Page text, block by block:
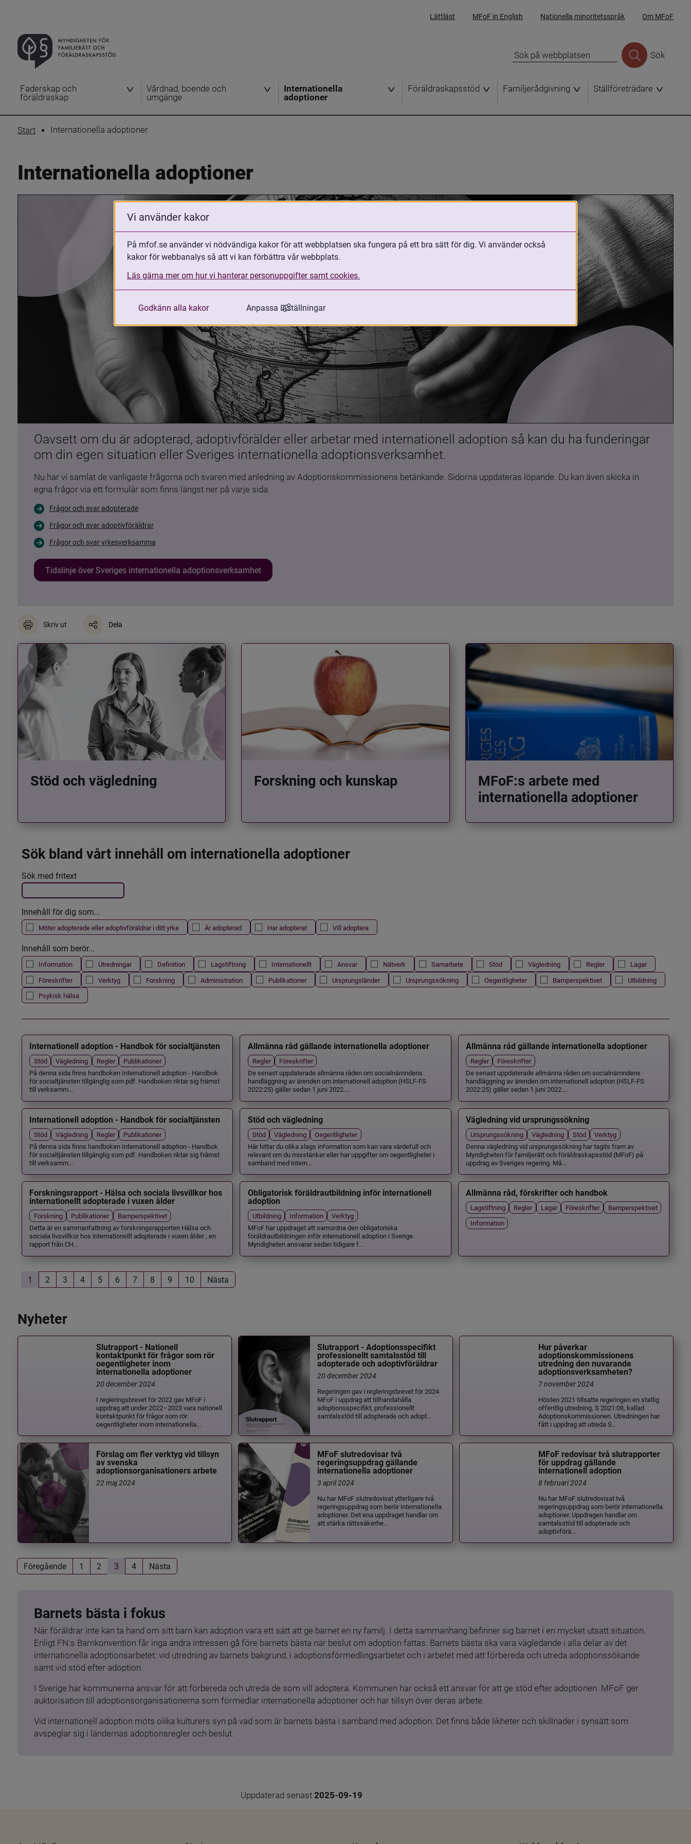
Lättläst MFoF in English Nationella minoritetsspråk Om MFoF
Sök
Faderskap och
föräldraskap
Vårdnad, boende och
umgänge
Internationella
adoptioner
Föräldraskapsstöd Familjerådgivning Ställföreträdare
Start Internationella adoptioner
Internationella adoptioner
Oavsett om du är adopterad, adoptivförälder eller arbetar med internationell adoption så kan du ha funderingar
om din egen situation eller Sveriges internationella adoptionsverksamhet.
Nu har vi samlat de vanligaste frågorna och svaren med anledning av Adoptionskommissionens betänkande. Sidorna uppdateras löpande. Du kan även skicka in
egna frågor via ett formulär som finns längst ner på varje sida.
Frågor och svar adopterade
Frågor och svar adoptivföräldrar
Frågor och svar yrkesverksamma
Tidslinje över Sveriges internationella adoptionsverksamhet
Skriv ut Dela
Stöd och vägledning Forskning och kunskap
MFoF:s arbete med
internationella adoptioner
Sök bland vårt innehåll om internationella adoptioner
Filtrera resultatet
Det här formuläret postas automatiskt
Sök med fritext
Innehåll för dig som...
Möter adopterade eller adoptivföräldrar i ditt yrke Är adopterad Har adopterat Vill adoptera
Innehåll som berör...
Information Utredningar Definition Lagstiftning Internationellt Ansvar Nätverk Samarbete Stöd Vägledning Regler
Lagar
Föreskrifter
Verktyg Forskning Administration Publikationer Ursprungsländer Ursprungssökning Oegentligheter Barnperspektivet
Utbildning
Psykisk hälsa
Internationell adoption - Handbok för socialtjänsten
Stöd Vägledning Regler
Publikationer
På denna sida finns handboken Internationell adoption - Handbok
för socialtjänsten tillgänglig som pdf. Handboken riktar sig främst
till verksamm...
Allmänna råd gällande internationella adoptioner
Regler
Föreskrifter
De senast uppdaterade allmänna råden om socialnämndens
handläggning av ärenden om internationell adoption (HSLF-FS
2022:25) gäller sedan 1 juni 2022....
Allmänna råd gällande internationella adoptioner
Regler
Föreskrifter
De senast uppdaterade allmänna råden om socialnämndens
handläggning av ärenden om internationell adoption (HSLF-FS
2022:25) gäller sedan 1 juni 2022....
Internationell adoption - Handbok för socialtjänsten
Stöd Vägledning Regler
Publikationer
På denna sida finns handboken Internationell adoption - Handbok
för socialtjänsten tillgänglig som pdf. Handboken riktar sig främst
till verksamm...
Stöd och vägledning
Stöd Vägledning
Oegentligheter
Här hittar du olika slags information som kan vara värdefull och
relevant om du misstänker eller har uppgifter om oegentligheter i
samband med intern...
Vägledning vid ursprungssökning
Ursprungssökning Vägledning Stöd
Verktyg
Denna vägledning vid ursprungssökning har tagits fram av
Myndigheten för familjerätt och föräldraskapsstöd (MFoF) på
uppdrag av Sveriges regering. Må...
Forskningsrapport - Hälsa och sociala livsvillkor hos
internationellt adopterade i vuxen ålder
Forskning Publikationer
Barnperspektivet
Detta är en sammanfattning av forskningsrapporten Hälsa och
sociala livsvillkor hos internationellt adopterade i vuxen ålder , en
rapport från CH...
Obligatorisk föräldrautbildning inför internationell
adoption
Utbildning Information
Verktyg
MFoF har uppdraget att samordna den obligatoriska
föräldrautbildningen inför internationell adoption i Sverige.
Myndigheten ansvarar sedan tidigare f...
Allmänna råd, förskrifter och handbok
Lagstiftning Regler Lagar Föreskrifter
Barnperspektivet
Information
1 2 3 4 5 6 7 8 9 10 Nästa
Nyheter
Slutrapport - Nationell
kontaktpunkt för frågor som rör
oegentligheter inom
internationella adoptioner
20 december 2024
I regleringsbrevet för 2022 gav MFoF i
uppdrag att under 2022–2023 vara nationell
kontaktpunkt för frågor som rör
oegentligheter inom internationella...
Slutrapport - Adoptionsspecifikt
professionellt samtalsstöd till
adopterade och adoptivföräldrar
20 december 2024
Regeringen gav i regleringsbrevet för 2024
MFoF i uppdrag att tillhandahålla
adoptionsspecifikt, professionellt
samtalsstöd till adopterade och adopt...
Hur påverkar
adoptionskommissionens
utredning den nuvarande
adoptionsverksamheten?
7 november 2024
Hösten 2021 tillsatte regeringen en statlig
offentlig utredning, S 2021:08, kallad
Adoptionskommissionen. Utredningen har
fått i uppdrag att utreda S...
Förslag om fler verktyg vid tillsyn
av svenska
adoptionsorganisationers arbete
22 maj 2024
MFoF slutredovisar två
regeringsuppdrag gällande
internationella adoptioner
3 april 2024
Nu har MFoF slutredovisat ytterligare två
regeringsuppdrag som berör internationella
adoptioner. Det ena uppdraget handlar om
att stärka rättssäkerhe...
MFoF redovisar två slutrapporter
för uppdrag gällande
internationell adoption
8 februari 2024
Nu har MFoF slutredovisat två
regeringsuppdrag som berör internationella
adoptioner. Uppdragen handlar om
samtalsstöd till adopterade och
adoptivförä...
Föregående 1 2 3 4 Nästa
Barnets bästa i fokus
När föräldrar inte kan ta hand om sitt barn kan adoption vara ett sätt att ge barnet en ny familj. I detta sammanhang befinner sig barnet i en mycket utsatt situation.
Enligt FN:s Barnkonvention får inga andra intressen gå före barnets bästa när beslut om adoption fattas. Barnets bästa ska vara vägledande i alla delar av det
internationella adoptionsarbetet: vid utredning av barnets bakgrund, i adoptionsförmedlingsarbetet och i arbetet med att förbereda och utreda adoptionssökande
samt vid stöd efter adoption.
I Sverige har kommunerna ansvar för att förbereda och utreda de som vill adoptera. Kommunen har också ett ansvar för att ge stöd efter adoptionen. MFoF ger
auktorisation till adoptionsorganisationerna som förmedlar internationella adoptioner och har tillsyn över deras arbete.
Vid internationell adoption möts olika kulturers syn på vad som är barnets bästa i samband med adoption. Det finns både likheter och skillnader i synsätt som
avspeglar sig i ländernas adoptionsregler och beslut.
Uppdaterad senast 2025-09-19
Vi använder kakor
På mfof.se använder vi nödvändiga kakor för att webbplatsen ska fungera på ett bra sätt för dig. Vi använder också
kakor för webbanalys så att vi kan förbättra vår webbplats.
Läs gärna mer om hur vi hanterar personuppgifter samt cookies.
Godkänn alla kakor Anpassa inställningar